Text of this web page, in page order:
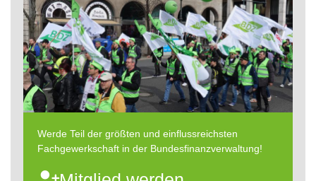
Werde Teil der größten und einflussreichsten
Fachgewerkschaft in der Bundesfinanzverwaltung!